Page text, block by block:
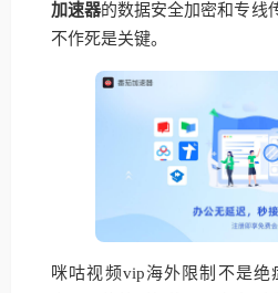
加速器的数据安全加密和专线
不作死是关键。
咪咕视频vip海外限制不是